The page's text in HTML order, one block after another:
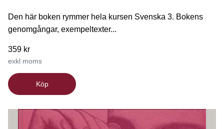
Den här boken rymmer hela kursen Svenska 3. Bokens
genomgångar, exempeltexter...
359 kr
exkl moms
Köp